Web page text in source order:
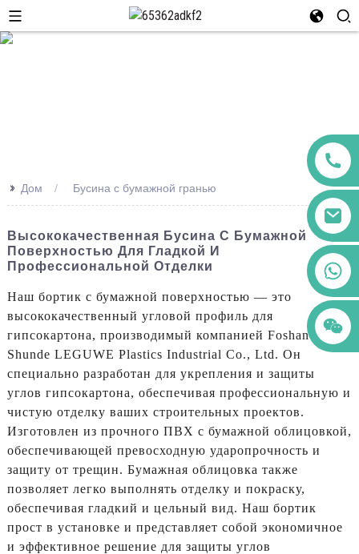
+86 123456789122
>> Дом Бусина с бумажной гранью
Высококачественная Бусина С Бумажной
Поверхностью Для Гладкой И
Профессиональной Отделки
Наш бортик с бумажной поверхностью — это
высококачественный угловой профиль для
гипсокартона, производимый компанией Foshan
Shunde LEGUWE Plastics Industrial Co., Ltd. Он
специально разработан для укрепления и защиты
углов гипсокартона, обеспечивая профессиональную и
чистую отделку ваших строительных проектов.
Изготовлен из прочного ПВХ с бумажной облицовкой,
обеспечивающей превосходную ударопрочность и
защиту от трещин. Бумажная облицовка также
позволяет легко выполнять отделку и покраску,
обеспечивая гладкий и цельный вид. Наш бортик
прост в установке и представляет собой экономичное
и эффективное решение для защиты углов